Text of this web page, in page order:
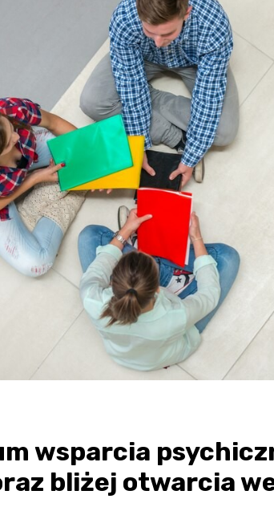
wsparcia
bliżej otwarcia